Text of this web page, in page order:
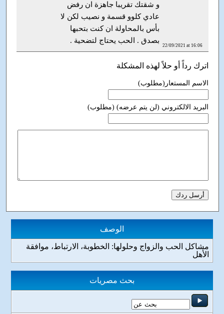
22/09/2021 at 16:06
و شقتك تقريبا جاهزة ان رفض
عادي كلوو قسمة و نصيب لكن لا
بأس بالمحاولة ان كنت بتحبها
بصدق . الحب يحتاج لتضحية .
اترك رداً أو حلاً لهذه المشكلة
الاسم المستعار(مطلوب)
البريد الالكتروني (لن يتم عرضه) (مطلوب)
الوصف
مشاكل الحب والزواج وحلولها: الخطوبة، الارتباط، موافقة
الأهل
بحث مصريات